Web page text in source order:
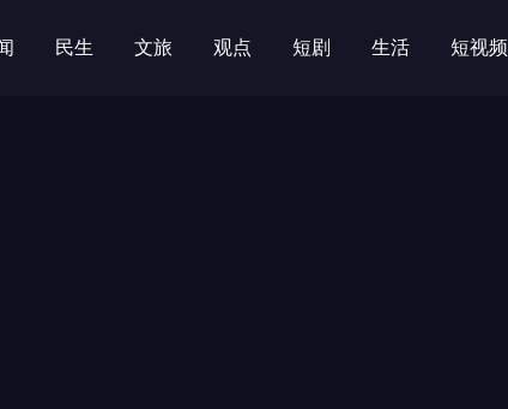
民生 文旅 观点 短剧 生活 短视频